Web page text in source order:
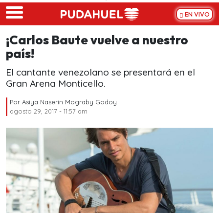
Skip to main content
EN VIVO
¡Carlos Baute vuelve a nuestro
país!
El cantante venezolano se presentará en el
Gran Arena Monticello.
Por Asiya Naserin Mograby Godoy
agosto 29, 2017 - 11:57 am